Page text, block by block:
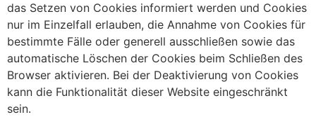
das Setzen von Cookies informiert werden und Cookies
nur im Einzelfall erlauben, die Annahme von Cookies für
bestimmte Fälle oder generell ausschließen sowie das
automatische Löschen der Cookies beim Schließen des
Browser aktivieren. Bei der Deaktivierung von Cookies
kann die Funktionalität dieser Website eingeschränkt
sein.